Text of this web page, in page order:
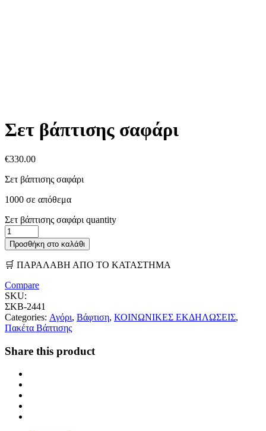
Σετ βάπτισης σαφάρι
€330.00
Σετ βάπτισης σαφάρι
1000 σε απόθεμα
Σετ βάπτισης σαφάρι quantity
Προσθήκη στο καλάθι
🛒 ΠΑΡΑΛΑΒΗ ΑΠΟ ΤΟ ΚΑΤΑΣΤΗΜΑ
Compare
SKU:
ΣΚΒ-2441
Categories: Αγόρι, Βάφτιση, ΚΟΙΝΩΝΙΚΕΣ ΕΚΔΗΛΩΣΕΙΣ,
Πακέτα Βάπτισης
Share this product